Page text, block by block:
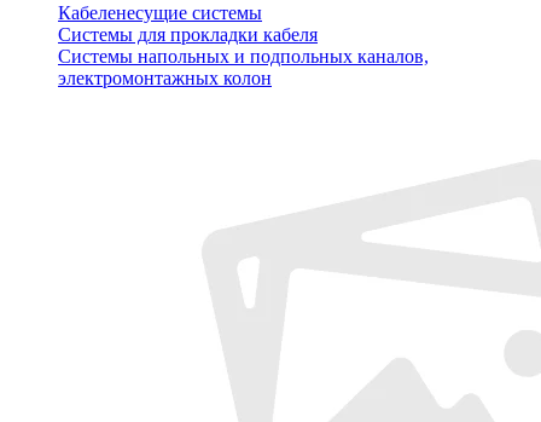
Кабеленесущие системы
Системы для прокладки кабеля
Системы напольных и подпольных каналов,
электромонтажных колон